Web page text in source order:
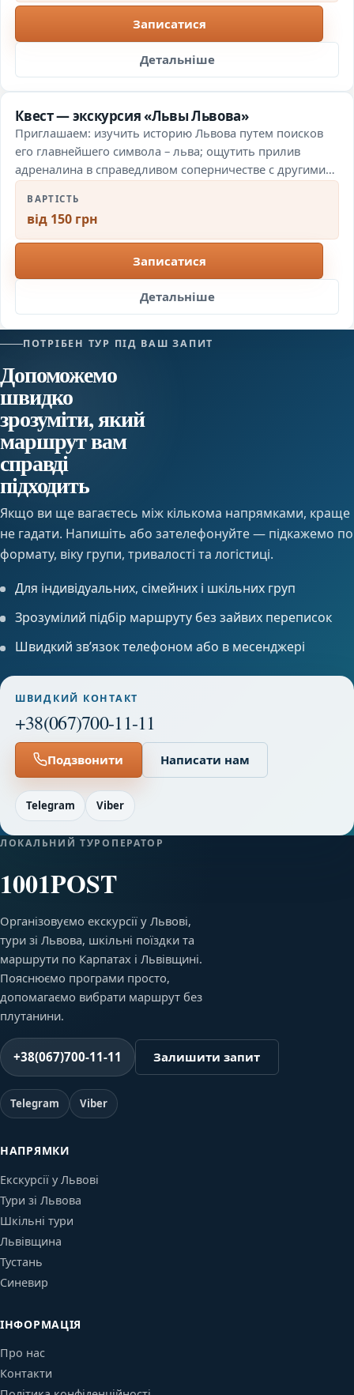
Записатися
Детальніше
Квест — экскурсия «Львы Львова»
Приглашаем: изучить историю Львова путем поисков
его главнейшего символа – льва; ощутить прилив
адреналина в справедливом соперничестве с другими
подгруппами; приятно провести…
ВАРТІСТЬ
від 150 грн
Записатися
Детальніше
ПОТРІБЕН ТУР ПІД ВАШ ЗАПИТ
Допоможемо
швидко
зрозуміти, який
маршрут вам
справді
підходить
Якщо ви ще вагаєтесь між кількома напрямками, краще
не гадати. Напишіть або зателефонуйте — підкажемо по
формату, віку групи, тривалості та логістиці.
Для індивідуальних, сімейних і шкільних груп
Зрозумілий підбір маршруту без зайвих переписок
Швидкий звʼязок телефоном або в месенджері
ШВИДКИЙ КОНТАКТ
+38(067)700-11-11
Подзвонити Написати нам
Telegram Viber
ЛОКАЛЬНИЙ ТУРОПЕРАТОР
1001POST
Організовуємо екскурсії у Львові,
тури зі Львова, шкільні поїздки та
маршрути по Карпатах і Львівщині.
Пояснюємо програми просто,
допомагаємо вибрати маршрут без
плутанини.
+38(067)700-11-11 Залишити запит
Telegram Viber
НАПРЯМКИ
Екскурсії у Львові
Тури зі Львова
Шкільні тури
Львівщина
Тустань
Синевир
ІНФОРМАЦІЯ
Про нас
Контакти